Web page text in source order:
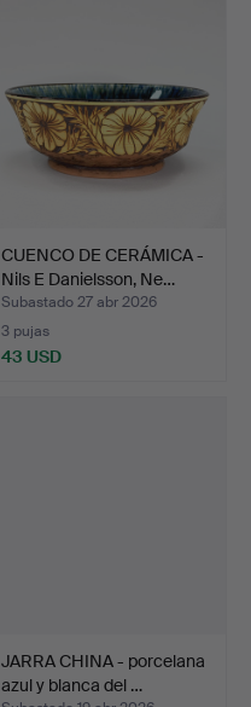
CUENCO DE CERÁMICA -
Nils E Danielsson, Ne…
Subastado 27 abr 2026
3 pujas
43 USD
JARRA CHINA - porcelana
azul y blanca del …